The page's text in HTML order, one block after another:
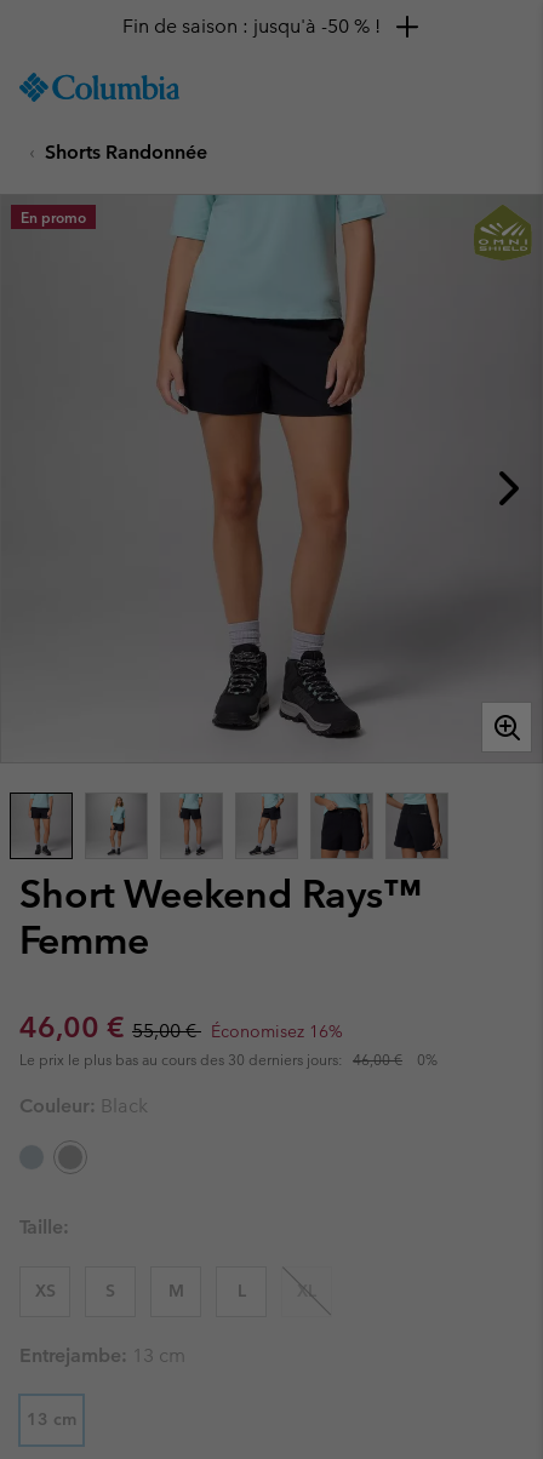
TO
SKIP
MAIN
NAV
Fin de saison : jusqu'à -50 % !
Shorts Randonnée
Short Weekend Rays™
Femme
Sale price:
46,00 € Regular price:
55,00 € Économisez 16%
Le prix le plus bas au cours des 30 derniers jours: 46,00 € 0%
En promo
Couleur: Black
Taille:
XS S M L XL
Entrejambe: 13 cm
13 cm